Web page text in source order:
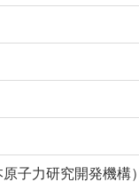
子力研究開発機構）